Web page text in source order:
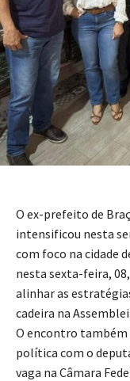
O ex-prefeito de
intensificou nesta
com foco na cidade
nesta sexta-feira,
alinhar as
cadeira na
O encontro também
política com o
vaga na Câmara